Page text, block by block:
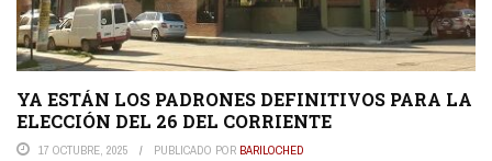
YA ESTÁN LOS PADRONES DEFINITIVOS PARA LA
ELECCIÓN DEL 26 DEL CORRIENTE
17 OCTUBRE, 2025 PUBLICADO POR BARILOCHED